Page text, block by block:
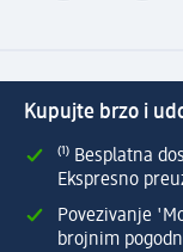
Kupujte brzo i
⁽¹⁾ Besplatna
Ekspresno
Povezivanje
brojnim